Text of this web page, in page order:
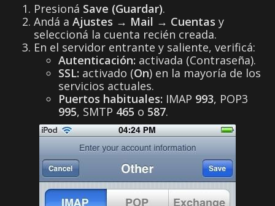
Presioná Save (Guardar).
Andá a Ajustes → Mail → Cuentas y
seleccioná la cuenta recién creada.
En el servidor entrante y saliente, verificá:
Autenticación: activada (Contraseña).
SSL: activado (On) en la mayoría de los
servicios actuales.
Puertos habituales: IMAP 993, POP3
995, SMTP 465 o 587.